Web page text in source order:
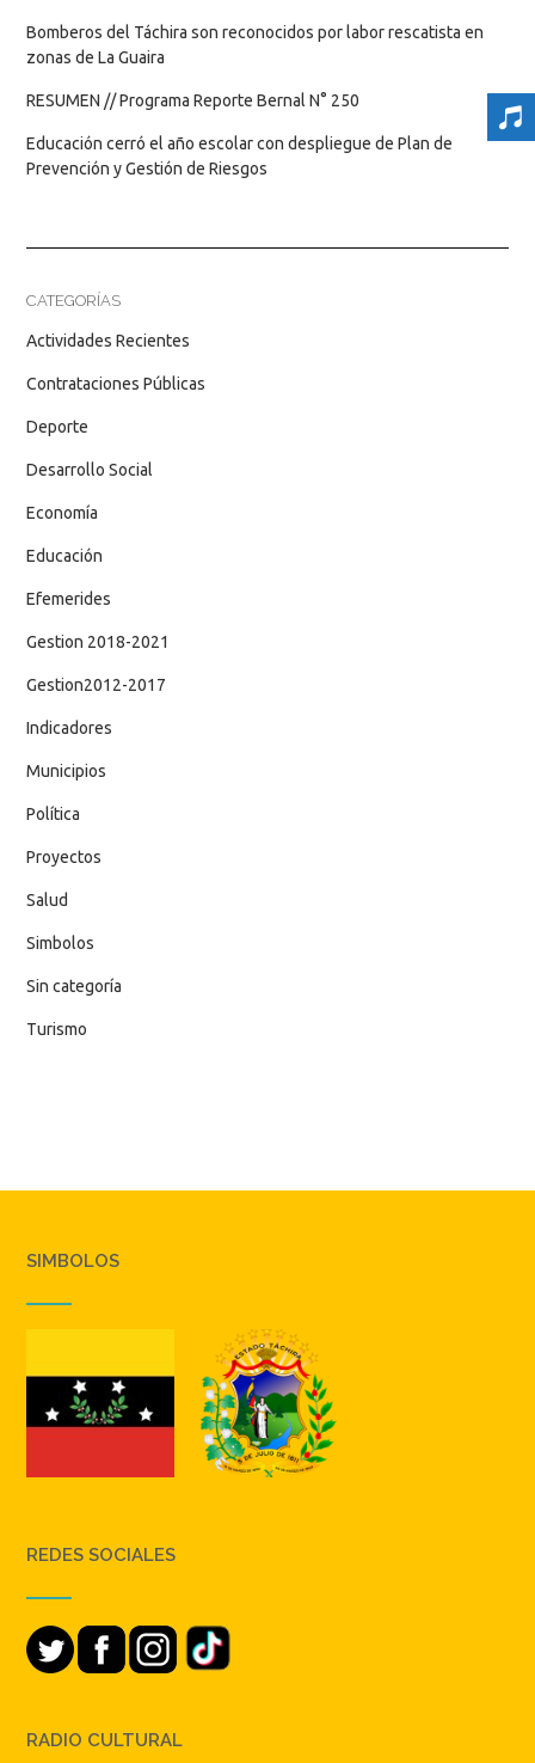
Bomberos del Táchira son reconocidos por labor rescatista en
zonas de La Guaira
RESUMEN // Programa Reporte Bernal N° 250
Educación cerró el año escolar con despliegue de Plan de
Prevención y Gestión de Riesgos
CATEGORÍAS
Actividades Recientes
Contrataciones Públicas
Deporte
Desarrollo Social
Economía
Educación
Efemerides
Gestion 2018-2021
Gestion2012-2017
Indicadores
Municipios
Política
Proyectos
Salud
Simbolos
Sin categoría
Turismo
SIMBOLOS
REDES SOCIALES
RADIO CULTURAL